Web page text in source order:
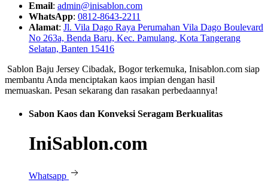
Email: admin@inisablon.com
WhatsApp: 0812-8643-2211
Alamat: Jl. Vila Dago Raya Perumahan Vila Dago Boulevard
No 263a, Benda Baru, Kec. Pamulang, Kota Tangerang
Selatan, Banten 15416
Sablon Baju Jersey Cibadak, Bogor terkemuka, Inisablon.com siap
membantu Anda menciptakan kaos impian dengan hasil
memuaskan. Pesan sekarang dan rasakan perbedaannya!
Sabon Kaos dan Konveksi Seragam Berkualitas
IniSablon.com
Whatsapp